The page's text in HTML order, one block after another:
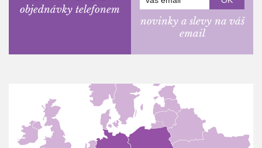
objednávky telefonem
novinky a slevy na váš
email